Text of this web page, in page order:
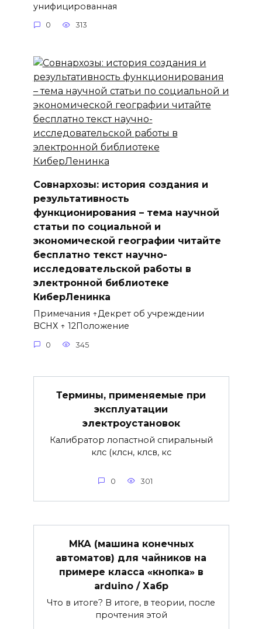
унифицированная
0 313
Совнархозы: история создания и
результативность
функционирования – тема научной
статьи по социальной и
экономической географии читайте
бесплатно текст научно-
исследовательской работы в
электронной библиотеке
КиберЛенинка
Примечания ↑Декрет об учреждении
ВСНХ ↑ 12Положение
0 345
Термины, применяемые при
эксплуатации
электроустановок
Калибратор лопастной спиральный
клс (клсн, клсв, кс
0 301
МКА (машина конечных
автоматов) для чайников на
примере класса «кнопка» в
arduino / Хабр
Что в итоге? В итоге, в теории, после
прочтения этой